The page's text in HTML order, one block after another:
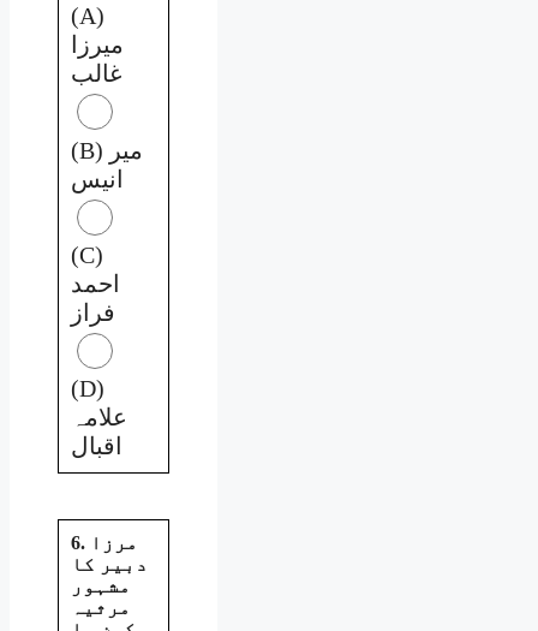
(A)
میرزا
غالب
(B) میر
انیس
(C)
احمد
فراز
(D)
علامہ
اقبال
6. مرزا
دبیر کا
مشہور
مرثیہ